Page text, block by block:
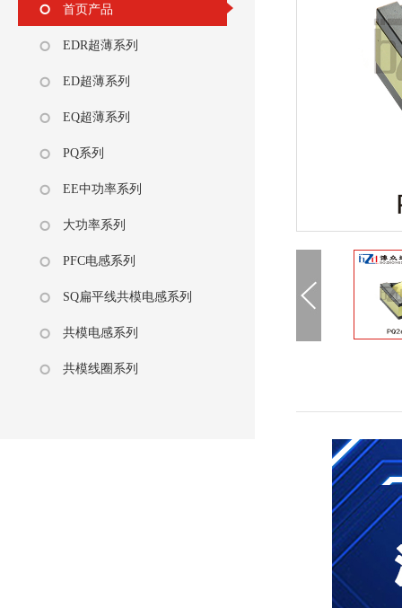
首页产品
EDR超薄系列
ED超薄系列
EQ超薄系列
PQ系列
EE中功率系列
大功率系列
PFC电感系列
SQ扁平线共模电感系列
共模电感系列
共模线圈系列